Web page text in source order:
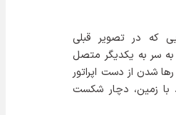
که در تصویر قبلی
سر به یکدیگر متصل
شدن از دست اپراتور
با زمین، دچار شکست